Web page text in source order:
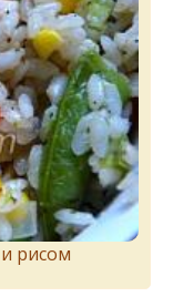
рисом